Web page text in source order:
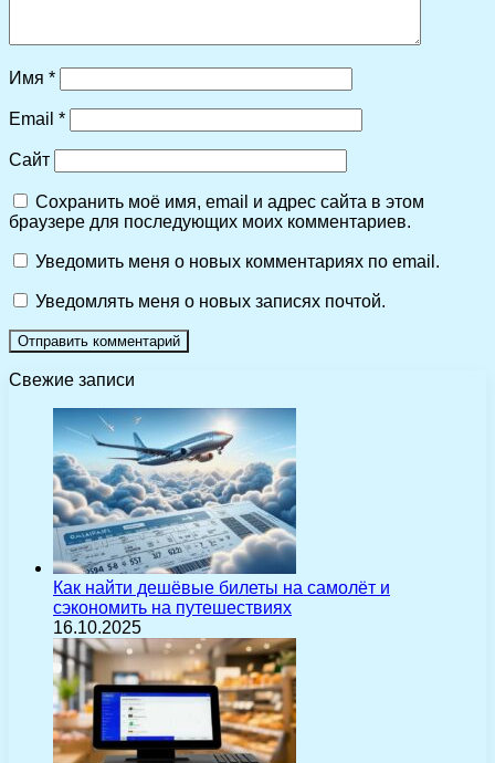
Имя *
Email *
Сайт
Сохранить моё имя, email и адрес сайта в этом
браузере для последующих моих комментариев.
Уведомить меня о новых комментариях по email.
Уведомлять меня о новых записях почтой.
Свежие записи
Как найти дешёвые билеты на самолёт и
сэкономить на путешествиях
16.10.2025